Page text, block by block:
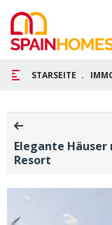
STARSEITE
Elegante
Resort